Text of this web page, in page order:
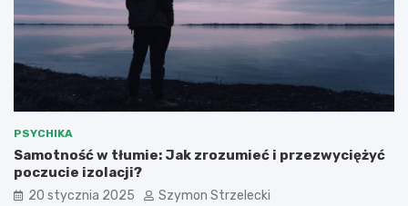
PSYCHIKA
Samotność w tłumie: Jak zrozumieć i przezwyciężyć
poczucie izolacji?
20 stycznia 2025 Szymon Strzelecki